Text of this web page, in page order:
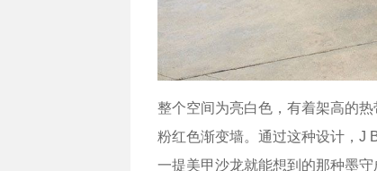
整个空间为亮白色，有着架高的
粉红色渐变墙。通过这种设计，J
一提美甲沙龙就能想到的那种墨守